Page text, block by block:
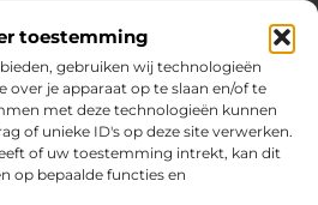
toestemming
gebruiken wij technologieën
over je apparaat op te slaan en/of te
met deze technologieën kunnen
of unieke ID's op deze site verwerken.
of uw toestemming intrekt, kan dit
op bepaalde functies en
en handige tips voor het
selectie blogs en artikelen
en verrassende inzichten
te halen.